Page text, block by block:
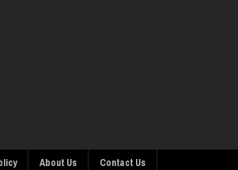
About Us Contact Us